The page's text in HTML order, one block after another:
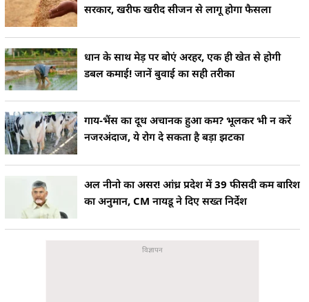
सरकार, खरीफ खरीद सीजन से लागू होगा फैसला
धान के साथ मेड़ पर बोएं अरहर, एक ही खेत से होगी
डबल कमाई! जानें बुवाई का सही तरीका
गाय-भैंस का दूध अचानक हुआ कम? भूलकर भी न करें
नजरअंदाज, ये रोग दे सकता है बड़ा झटका
अल नीनो का असर! आंध्र प्रदेश में 39 फीसदी कम बारिश
का अनुमान, CM नायडू ने दिए सख्त निर्देश